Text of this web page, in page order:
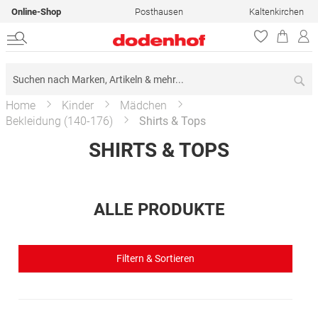
Online-Shop Posthausen Kaltenkirchen
Home Kinder
Mädchen
Bekleidung (140-176)
Shirts & Tops
SHIRTS & TOPS
ALLE PRODUKTE
Filtern & Sortieren